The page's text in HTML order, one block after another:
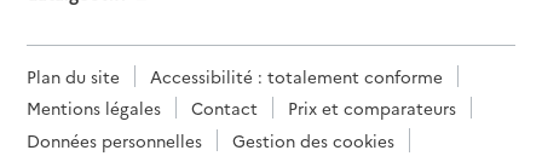
Plan du site
Accessibilité : totalement conforme
Mentions légales
Contact
Prix et comparateurs
Données personnelles
Gestion des cookies